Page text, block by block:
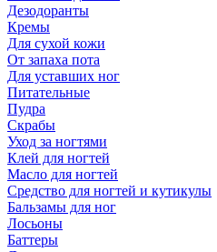
Дезодоранты
Кремы
Для сухой кожи
От запаха пота
Для уставших ног
Питательные
Пудра
Скрабы
Уход за ногтями
Клей для ногтей
Масло для ногтей
Средство для ногтей и кутикулы
Бальзамы для ног
Лосьоны
Баттеры